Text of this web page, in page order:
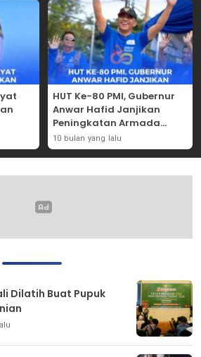
HUT Ke-80 PMI, Gubernur
Anwar Hafid Janjikan
Peningkatan Armada
Mobil Donor Darah
10 bulan yang lalu
Dilatih Buat Pupuk